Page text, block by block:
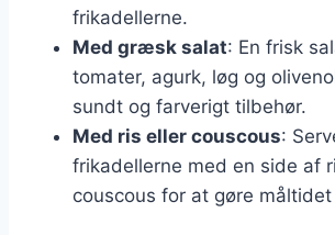
frikadellerne.
Med græsk salat: En frisk
tomater, agurk, løg og
sundt og farverigt tilbehør.
Med ris eller couscous:
frikadellerne med en side af
couscous for at gøre